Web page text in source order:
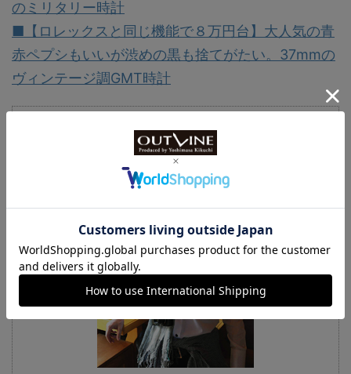
のミリタリー時計
■【ロレックスと同じ機能で８万円台】大人気の青
赤ペプシもいいが渋めの黒も捨てがたい。37mmの
ヴィンテージ調GMT時計